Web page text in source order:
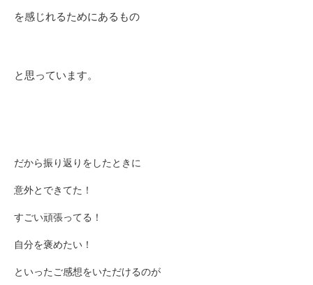
を感じれるためにあるもの
と思っています。
だから振り返りをしたときに
意外とできてた！
すごい頑張ってる！
自分を褒めたい！
といったご感想をいただけるのが